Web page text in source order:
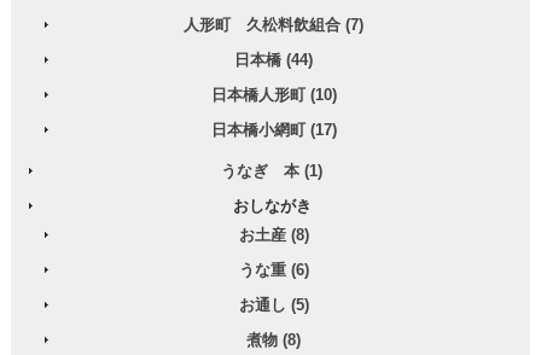
人形町 久松料飲組合 (7)
日本橋 (44)
日本橋人形町 (10)
日本橋小網町 (17)
うなぎ 本 (1)
おしながき
お土産 (8)
うな重 (6)
お通し (5)
煮物 (8)